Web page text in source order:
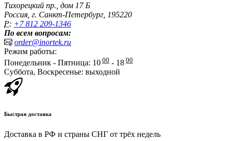
Тихорецкий пр., дом 17 Б
Россия, г. Санкт-Петербург, 195220
P: +7 812 209-1346
По всем вопросам:
order@inortek.ru
Режим работы:
Понедельник - Пятница: 10 00 - 18 00
Суббота, Воскресенье: выходной
Быстрая доставка
Доставка в РФ и страны СНГ от трёх недель